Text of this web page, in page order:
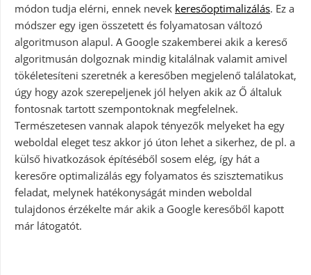
módon tudja elérni, ennek nevek keresőoptimalizálás. Ez a
módszer egy igen összetett és folyamatosan változó
algoritmuson alapul. A Google szakemberei akik a kereső
algoritmusán dolgoznak mindig kitalálnak valamit amivel
tökéletesíteni szeretnék a keresőben megjelenő találatokat,
úgy hogy azok szerepeljenek jól helyen akik az Ő általuk
fontosnak tartott szempontoknak megfelelnek.
Természetesen vannak alapok tényezők melyeket ha egy
weboldal eleget tesz akkor jó úton lehet a sikerhez, de pl. a
külső hivatkozások építéséből sosem elég, így hát a
keresőre optimalizálás egy folyamatos és szisztematikus
feladat, melynek hatékonyságát minden weboldal
tulajdonos érzékelte már akik a Google keresőből kapott
már látogatót.